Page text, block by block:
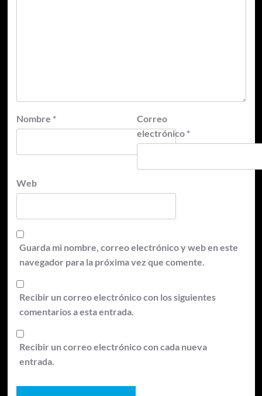
Nombre *
Correo
electrónico *
Web
Guarda mi nombre, correo electrónico y web en este
navegador para la próxima vez que comente.
Recibir un correo electrónico con los siguientes
comentarios a esta entrada.
Recibir un correo electrónico con cada nueva
entrada.